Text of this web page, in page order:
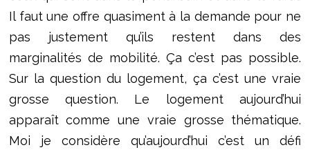
Il faut une offre quasiment à la demande pour ne
pas justement qu’ils restent dans des
marginalités de mobilité. Ça c’est pas possible.
Sur la question du logement, ça c’est une vraie
grosse question. Le logement aujourd’hui
apparaît comme une vraie grosse thématique.
Moi je considère qu’aujourd’hui c’est un défi